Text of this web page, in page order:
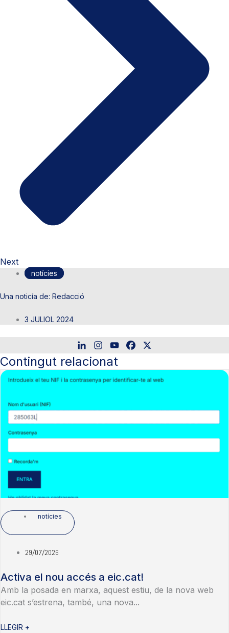
Next
notícies
Redacció
3 JULIOL 2024
Contingut relacionat
notícies
29/07/2026
Activa el nou accés a eic.cat!
Amb la posada en marxa, aquest estiu, de la nova web
eic.cat s’estrena, també, una nova...
LLEGIR +